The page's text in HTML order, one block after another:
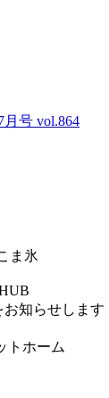
号 vol.864
ま氷
お知らせします
トホーム